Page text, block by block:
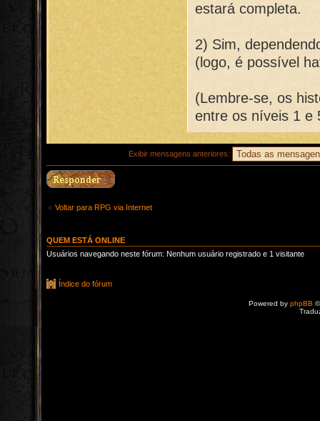
estará completa.
2) Sim,
(logo, é possível
(Lembre-se, os
entre os níveis 1 e
Exibir mensagens anteriores:
Voltar para RPG via Internet
QUEM ESTÁ ONLINE
Usuários navegando neste fórum: Nenhum usuário registrado e 1 visitante
Índice do fórum
Powered by phpBB